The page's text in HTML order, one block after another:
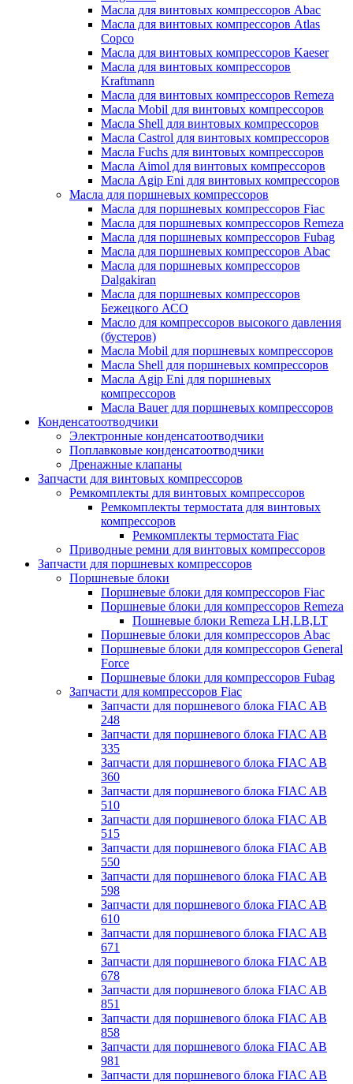
Масла для винтовых компрессоров Abac
Масла для винтовых компрессоров Atlas
Copco
Масла для винтовых компрессоров Kaeser
Масла для винтовых компрессоров
Kraftmann
Масла для винтовых компрессоров Remeza
Масла Mobil для винтовых компрессоров
Масла Shell для винтовых компрессоров
Масла Castrol для винтовых компрессоров
Масла Fuchs для винтовых компрессоров
Масла Aimol для винтовых компрессоров
Масла Agip Eni для винтовых компрессоров
Масла для поршневых компрессоров
Масла для поршневых компрессоров Fiac
Масла для поршневых компрессоров Remeza
Масла для поршневых компрессоров Fubag
Масла для поршневых компрессоров Abac
Масла для поршневых компрессоров
Dalgakiran
Масла для поршневых компрессоров
Бежецкого АСО
Масло для компрессоров высокого давления
(бустеров)
Масла Mobil для поршневых компрессоров
Масла Shell для поршневых компрессоров
Масла Agip Eni для поршневых
компрессоров
Масла Bauer для поршневых компрессоров
Конденсатоотводчики
Электронные конденсатоотводчики
Поплавковые конденсатоотводчики
Дренажные клапаны
Запчасти для винтовых компрессоров
Ремкомплекты для винтовых компрессоров
Ремкомплекты термостата для винтовых
компрессоров
Ремкомплекты термостата Fiac
Приводные ремни для винтовых компрессоров
Запчасти для поршневых компрессоров
Поршневые блоки
Поршневые блоки для компрессоров Fiac
Поршневые блоки для компрессоров Remeza
Пошневые блоки Remeza LH,LB,LT
Поршневые блоки для компрессоров Abac
Поршневые блоки для компрессоров General
Force
Поршневые блоки для компрессоров Fubag
Запчасти для компрессоров Fiac
Запчасти для поршневого блока FIAC AB
248
Запчасти для поршневого блока FIAC AB
335
Запчасти для поршневого блока FIAC AB
360
Запчасти для поршневого блока FIAC AB
510
Запчасти для поршневого блока FIAC AB
515
Запчасти для поршневого блока FIAC AB
550
Запчасти для поршневого блока FIAC AB
598
Запчасти для поршневого блока FIAC AB
610
Запчасти для поршневого блока FIAC AB
671
Запчасти для поршневого блока FIAC AB
678
Запчасти для поршневого блока FIAC AB
851
Запчасти для поршневого блока FIAC AB
858
Запчасти для поршневого блока FIAC AB
981
Запчасти для поршневого блока FIAC AB